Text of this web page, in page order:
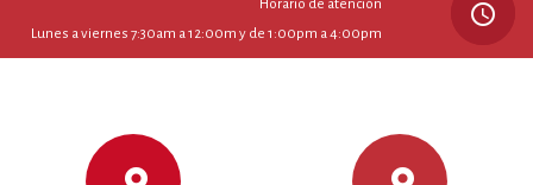
Horario de atención
Lunes a viernes 7:30am a 12:00m y de 1:00pm a 4:00pm
query_builder